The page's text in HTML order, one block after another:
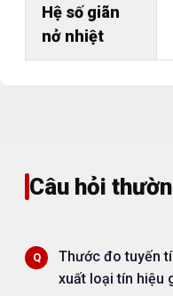
Hệ số giãn
nở nhiệt
Câu hỏi
Thước đo tuyến
xuất loại tín hiệu